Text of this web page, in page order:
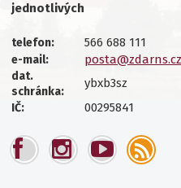
jednotlivých
telefon: 566 688 111
e-mail: posta@zdarns.cz
dat.
schránka:
ybxb3sz
IČ: 00295841